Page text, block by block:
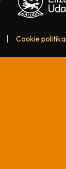
Cookie politika